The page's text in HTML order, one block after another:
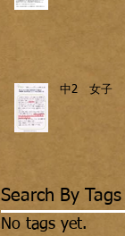
中2 女子
Search By Tags
No tags yet.